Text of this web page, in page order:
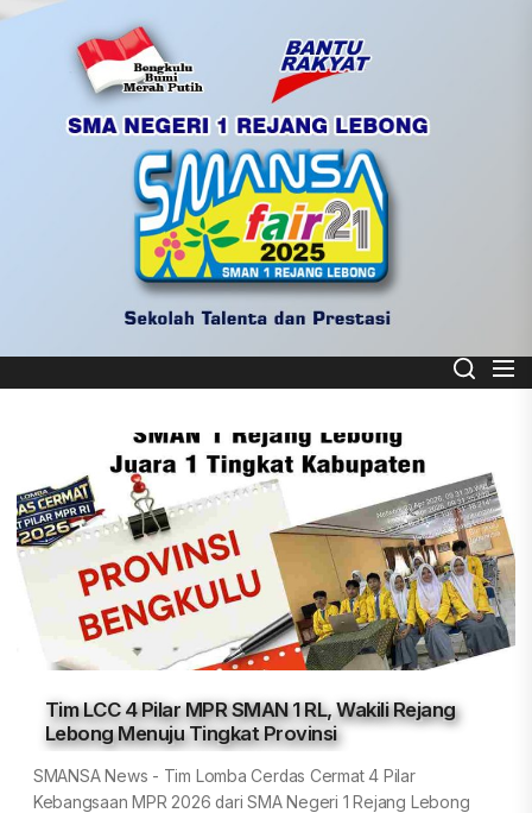
Skip
SMA NEGERI 1 REJANG LEBONG
Tim LCC 4 Pilar MPR SMAN 1 RL, Wakili Rejang
Lebong Menuju Tingkat Provinsi
SMANSA News - Tim Lomba Cerdas Cermat 4 Pilar
Kebangsaan MPR 2026 dari SMA Negeri 1 Rejang Lebong